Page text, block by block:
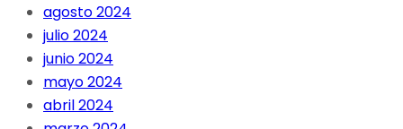
agosto 2024
julio 2024
junio 2024
mayo 2024
abril 2024